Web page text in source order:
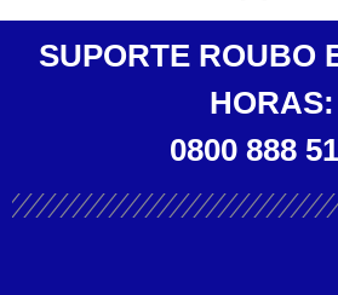
SUPORTE ROUBO
HORAS:
0800 888